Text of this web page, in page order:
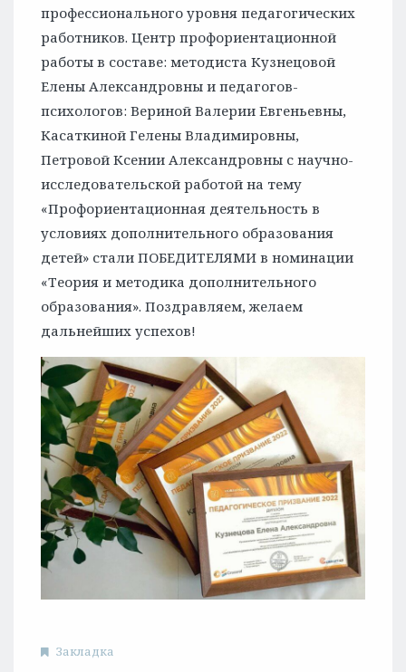
профессионального уровня педагогических
работников. Центр профориентационной
работы в составе: методиста Кузнецовой
Елены Александровны и педагогов-
психологов: Вериной Валерии Евгеньевны,
Касаткиной Гелены Владимировны,
Петровой Ксении Александровны с научно-
исследовательской работой на тему
«Профориентационная деятельность в
условиях дополнительного образования
детей» стали ПОБЕДИТЕЛЯМИ в номинации
«Теория и методика дополнительного
образования». Поздравляем, желаем
дальнейших успехов!
Закладка